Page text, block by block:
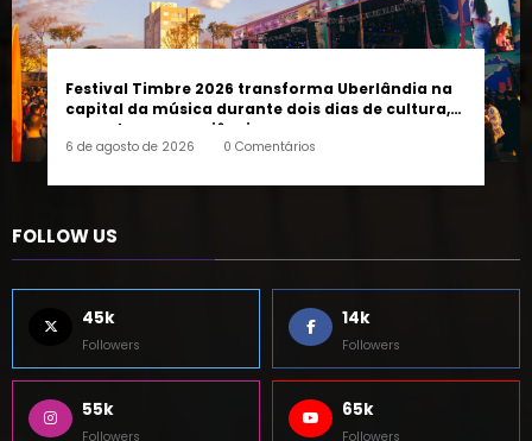
Festival Timbre 2026 transforma Uberlândia na
encontros e experiências
6 de agosto de 2026 0 Comentários
FOLLOW US
55k 65k